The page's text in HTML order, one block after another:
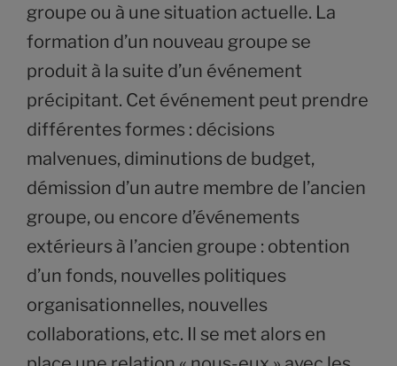
groupe ou à une situation actuelle. La
formation d’un nouveau groupe se
produit à la suite d’un événement
précipitant. Cet événement peut prendre
différentes formes : décisions
malvenues, diminutions de budget,
démission d’un autre membre de l’ancien
groupe, ou encore d’événements
extérieurs à l’ancien groupe : obtention
d’un fonds, nouvelles politiques
organisationnelles, nouvelles
collaborations, etc. Il se met alors en